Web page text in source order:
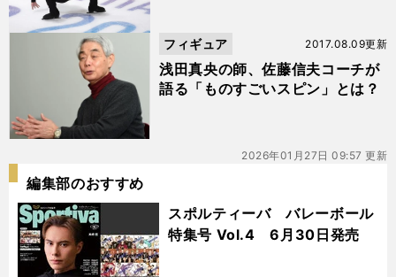
浅田真央の師、佐藤信夫コーチが
語る「ものすごいスピン」とは？
2017.08.09更新
フィギュア
2026年01月27日 09:57 更新
編集部のおすすめ
スポルティーバ バレーボール
特集号 Vol.4 6月30日発売